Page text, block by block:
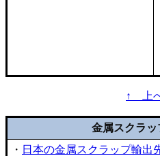
↑ 上
金属スクラッ
・ 日本の金属スクラップ輸出